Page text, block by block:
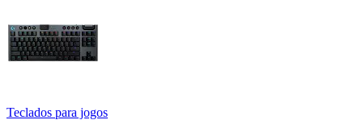
Teclados para jogos